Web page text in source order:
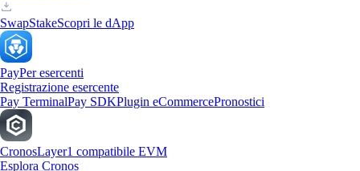
SwapStakeScopri le dApp
PayPer esercenti
Registrazione esercente
Pay TerminalPay SDKPlugin eCommercePronostici
CronosLayer1 compatibile EVM
Esplora Cronos